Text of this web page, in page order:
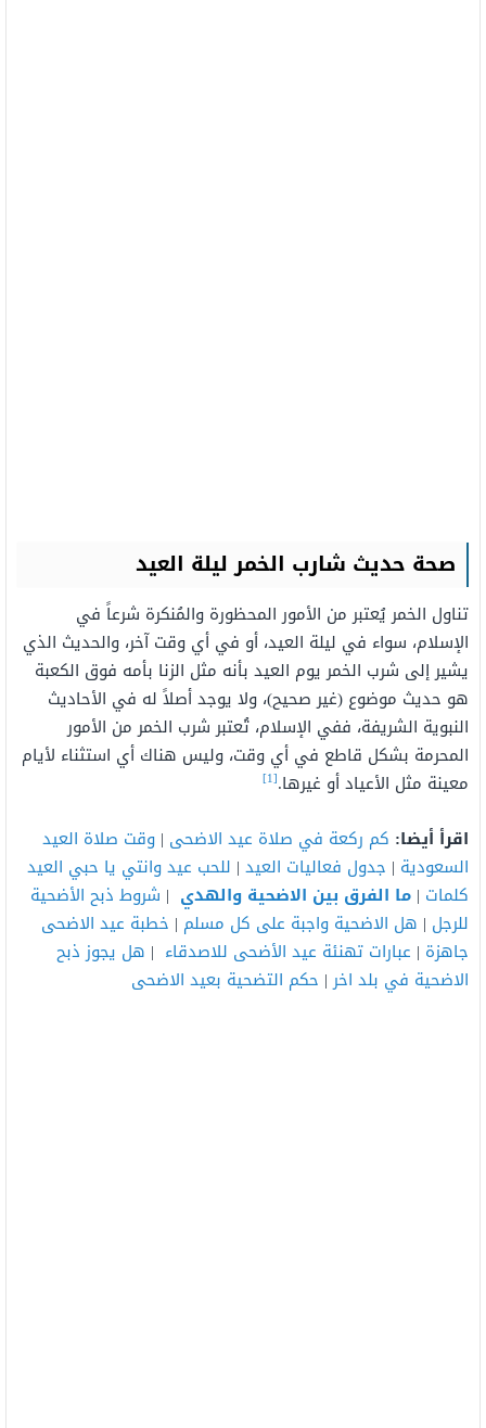
صحة حديث شارب الخمر ليلة العيد
تناول الخمر يُعتبر من الأمور المحظورة والمُنكرة شرعاً في
الإسلام، سواء في ليلة العيد، أو في أي وقت آخر، والحديث الذي
يشير إلى شرب الخمر يوم العيد بأنه مثل الزنا بأمه فوق الكعبة
هو حديث موضوع (غير صحيح)، ولا يوجد أصلاً له في الأحاديث
النبوية الشريفة، ففي الإسلام، تُعتبر شرب الخمر من الأمور
المحرمة بشكل قاطع في أي وقت، وليس هناك أي استثناء لأيام
معينة مثل الأعياد أو غيرها.[1]
اقرأ أيضا: كم ركعة في صلاة عيد الاضحى | وقت صلاة العيد
السعودية | جدول فعاليات العيد | للحب عيد وانتي يا حبي العيد
كلمات | ما الفرق بين الاضحية والهدي | شروط ذبح الأضحية
للرجل | هل الاضحية واجبة على كل مسلم | خطبة عيد الاضحى
جاهزة | عبارات تهنئة عيد الأضحى للاصدقاء | هل يجوز ذبح
الاضحية في بلد اخر| حكم التضحية بعيد الاضحى